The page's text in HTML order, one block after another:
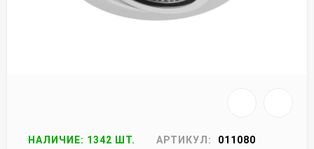
НАЛИЧИЕ: 1342 ШТ. АРТИКУЛ: 011080